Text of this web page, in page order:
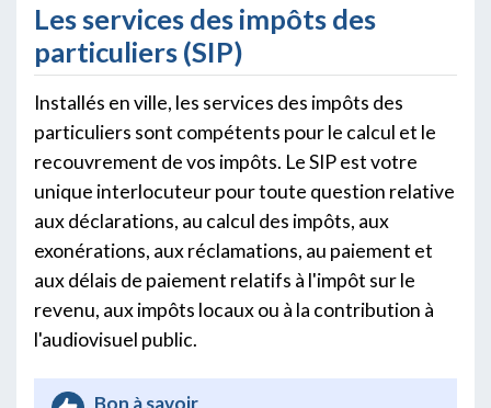
Les services des impôts des
particuliers (SIP)
Installés en ville, les services des impôts des
particuliers sont compétents pour le calcul et le
recouvrement de vos impôts. Le SIP est votre
unique interlocuteur pour toute question relative
aux déclarations, au calcul des impôts, aux
exonérations, aux réclamations, au paiement et
aux délais de paiement relatifs à l'impôt sur le
revenu, aux impôts locaux ou à la contribution à
l'audiovisuel public.
Bon à savoir